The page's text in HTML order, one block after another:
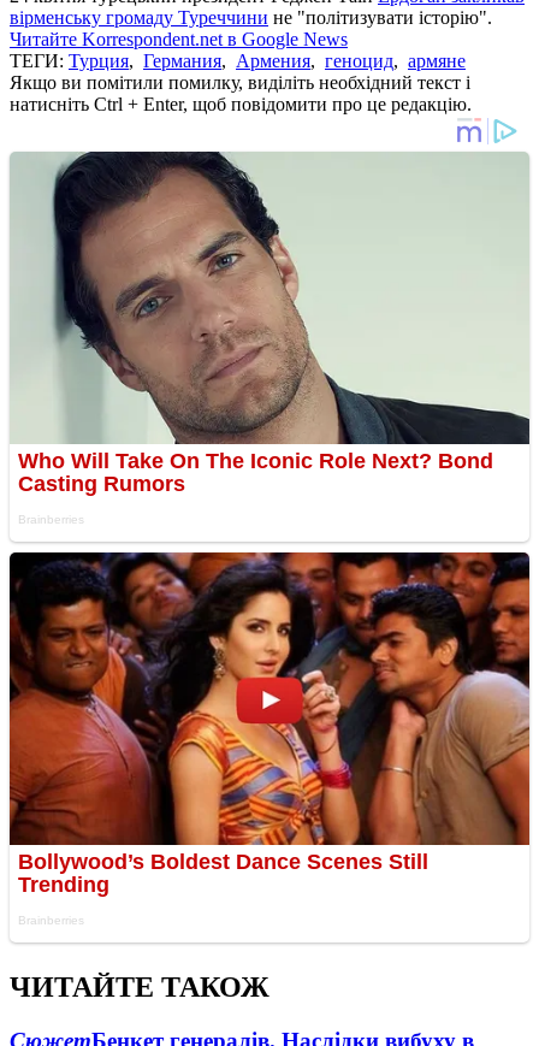
вірменську громаду Туреччини не "політизувати історію".
Читайте Korrespondent.net в Google News
ТЕГИ: Турция, Германия, Армения, геноцид, армяне
Якщо ви помітили помилку, виділіть необхідний текст і
натисніть Ctrl + Enter, щоб повідомити про це редакцію.
ЧИТАЙТЕ ТАКОЖ
СюжетБенкет генералів. Наслідки вибуху в